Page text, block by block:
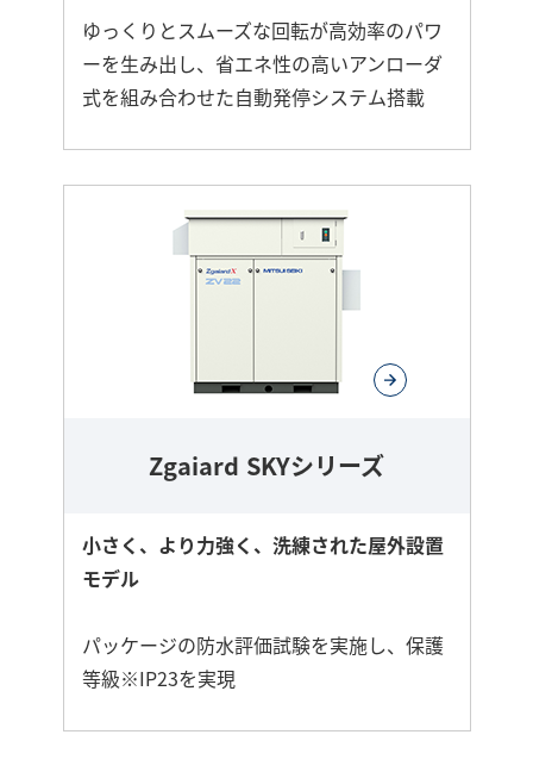
ゆっくりとスムーズな回転が高効率のパワ
ーを生み出し、省エネ性の高いアンローダ
式を組み合わせた自動発停システム搭載
に
詳
Zgaiard SKYシリーズ
小さく、より力強く、洗練された屋外設置
モデル
パッケージの防水評価試験を実施し、保護
等級※IP23を実現